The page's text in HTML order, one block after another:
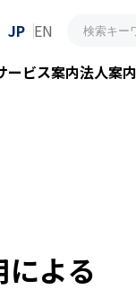
JP EN
ービス案内法人案内
よる